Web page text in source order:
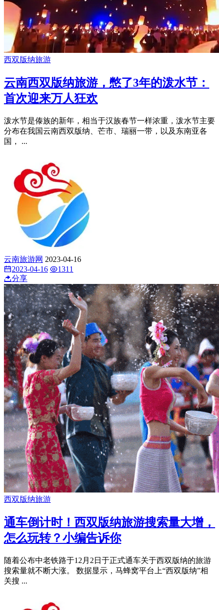
西双版纳旅游
云南西双版纳旅游，憋了3年的泼水节：
首次迎来万人狂欢
泼水节是傣族的新年，相当于汉族春节一样浓重，泼水节主要
分布在我国云南西双版纳、芒市、瑞丽一带，以及东南亚各
国， ...
云南旅游网 2023-04-16
2023-04-16
1311
分享
西双版纳旅游
通车倒计时！西双版纳旅游搜索量大增，
怎么玩转？小编告诉你
随着公布中老铁路于12月2日于正式通车关于西双版纳的旅游
搜索量就不断大涨。 数据显示，马蜂窝平台上“西双版纳”相
关搜 ...